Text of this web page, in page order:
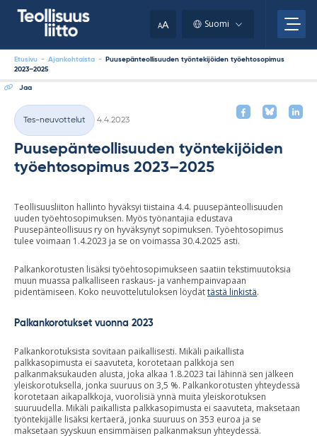
AA Suomi
Etusivu - Ajankohtaista -
Puusepänteollisuuden työntekijöiden työehtosopimus
2023–2025
Jaa
Kategoriat
Tes-neuvottelut
4.4.2023
Puusepänteollisuuden työntekijöiden
työehtosopimus 2023–2025
Teollisuusliiton hallinto hyväksyi tiistaina 4.4. puusepänteollisuuden
uuden työehtosopimuksen. Myös työnantajia edustava
Puusepänteollisuus ry on hyväksynyt sopimuksen. Työehtosopimus
tulee voimaan 1.4.2023 ja se on voimassa 30.4.2025 asti.
Palkankorotusten lisäksi työehtosopimukseen saatiin tekstimuutoksia
muun muassa palkalliseen raskaus- ja vanhempainvapaan
pidentämiseen. Koko neuvottelutuloksen löydättästä linkistä.
Palkankorotukset vuonna 2023
Palkankorotuksista sovitaan paikallisesti. Mikäli paikallista
palkkasopimusta ei saavuteta, korotetaan palkkoja sen
palkanmaksukauden alusta, joka alkaa 1.8.2023 tai lähinnä sen jälkeen
yleiskorotuksella, jonka suuruus on 3,5 %. Palkankorotusten yhteydessä
korotetaan aikapalkkoja, vuorolisiä ynnä muita yleiskorotuksen
suuruudella. Mikäli paikallista palkkasopimusta ei saavuteta, maksetaan
työntekijälle lisäksi kertaerä, jonka suuruus on 353 euroa ja se
maksetaan syyskuun ensimmäisen palkanmaksun yhteydessä.
clipboard.)